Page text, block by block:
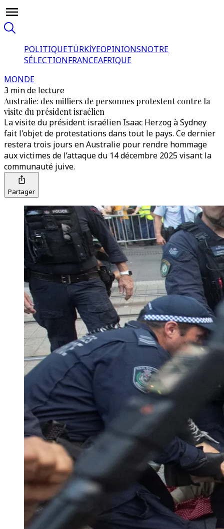
POLITIQUETÜRKİYEOPINIONSNOTRE
SÉLECTIONFRANCEAFRIQUE
MONDE
3 min de lecture
Australie: des milliers de personnes protestent contre la
visite du président israélien
La visite du président israélien Isaac Herzog à Sydney
fait l'objet de protestations dans tout le pays. Ce dernier
restera trois jours en Australie pour rendre hommage
aux victimes de l’attaque du 14 décembre 2025 visant la
communauté juive.
Partager